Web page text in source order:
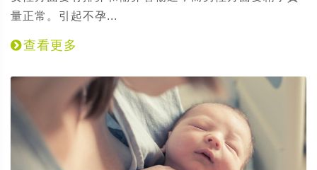
量正常。引起不孕...
查看更多